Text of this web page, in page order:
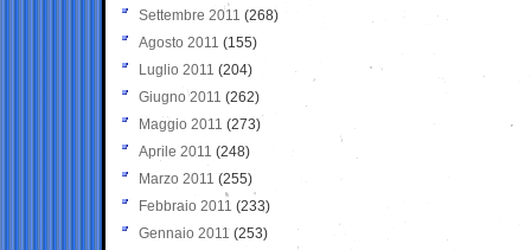
Settembre 2011 (268)
Agosto 2011 (155)
Luglio 2011 (204)
Giugno 2011 (262)
Maggio 2011 (273)
Aprile 2011 (248)
Marzo 2011 (255)
Febbraio 2011 (233)
Gennaio 2011 (253)